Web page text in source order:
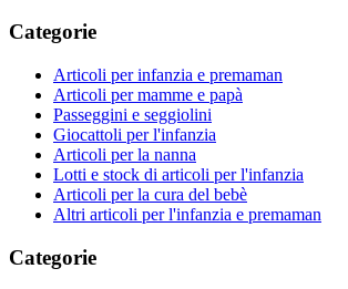
Categorie
Articoli per infanzia e premaman
Articoli per mamme e papà
Passeggini e seggiolini
Giocattoli per l'infanzia
Articoli per la nanna
Lotti e stock di articoli per l'infanzia
Articoli per la cura del bebè
Altri articoli per l'infanzia e premaman
Categorie